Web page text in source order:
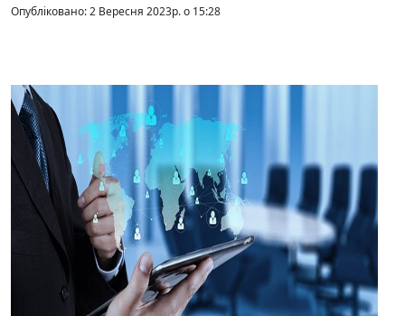
Опубліковано: 2 Вересня 2023р. о 15:28